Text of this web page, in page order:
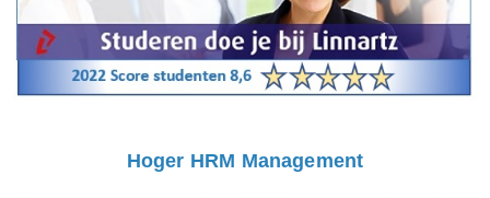
Hoger HRM Management